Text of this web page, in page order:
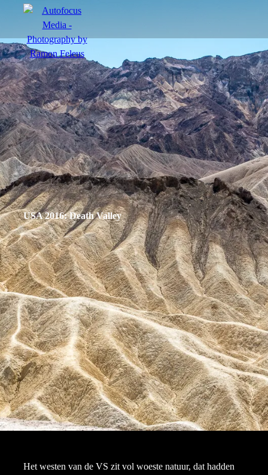
Actie
Portretten
Sfeer
nl
USA 2016: Death Valley
Het westen van de VS zit vol woeste natuur, dat hadden